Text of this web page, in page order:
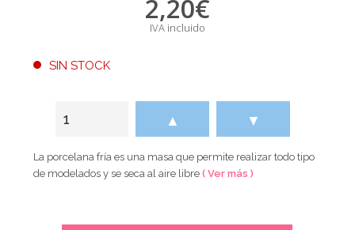
2,20€
IVA incluido
SIN STOCK
▲ ▼
La porcelana fría es una masa que permite realizar todo tipo
de modelados y se seca al aire libre( Ver más )